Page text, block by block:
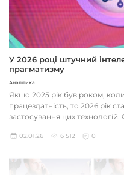
У 2026 році штучний
прагматизму
Аналітика
Якщо 2025 рік був роком,
працездатність, то 2026 рік
застосування цих
02.01.26 6 512 0